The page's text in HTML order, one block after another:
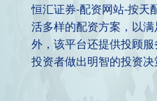
恒汇证券-配资网站-按天
活多样的配资方案，以
外，该平台还提供投顾
投资者做出明智的投资决